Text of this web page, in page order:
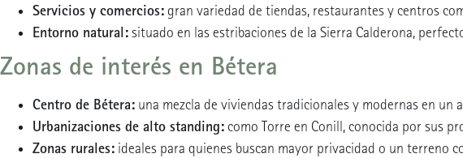
Servicios y comercios:gran variedad de tiendas, restaurantes y centros
Entorno natural:situado en las estribaciones de la Sierra Calderona,
Zonas de interés en Bétera
Centro de Bétera: una mezcla de viviendas tradicionales y modernas en un
Urbanizaciones de alto standing:como Torre en Conill, conocida por sus
Zonas rurales: ideales para quienes buscan mayor privacidad o un terreno